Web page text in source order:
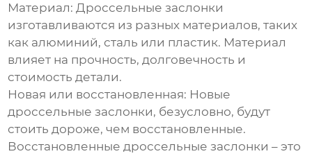
Материал: Дроссельные заслонки
изготавливаются из разных материалов, таких
как алюминий, сталь или пластик. Материал
влияет на прочность, долговечность и
стоимость детали.
Новая или восстановленная: Новые
дроссельные заслонки, безусловно, будут
стоить дороже, чем восстановленные.
Восстановленные дроссельные заслонки – это